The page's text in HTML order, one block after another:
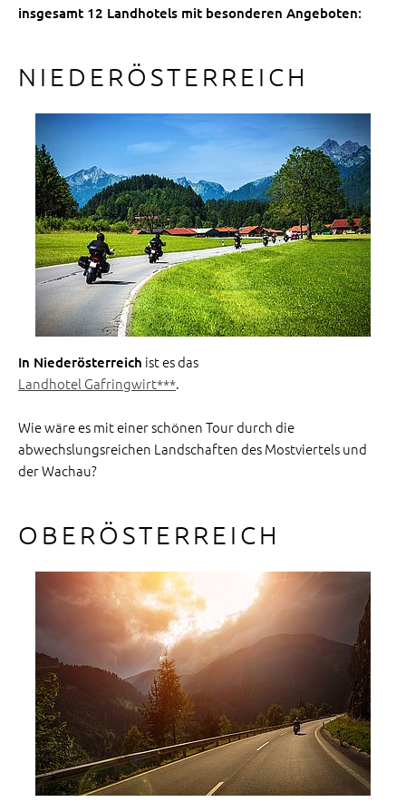
insgesamt 12 Landhotels mit besonderen Angeboten:
NIEDERÖSTERREICH
In Niederösterreich ist es das
Landhotel Gafringwirt***.
Wie wäre es mit einer schönen Tour durch die
abwechslungsreichen Landschaften des Mostviertels und
der Wachau?
OBERÖSTERREICH